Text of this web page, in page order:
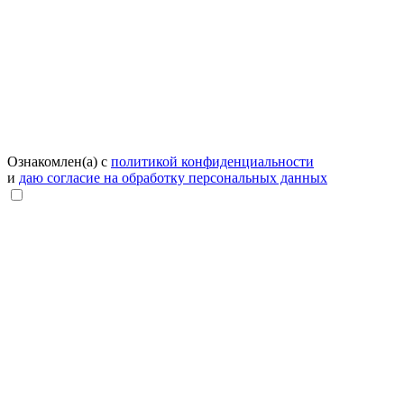
Ознакомлен(а) с политикой конфиденциальности
и даю согласие на обработку персональных данных